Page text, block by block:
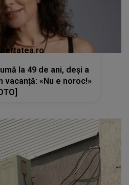
la 49 de ani, deși a
«Nu e noroc!»